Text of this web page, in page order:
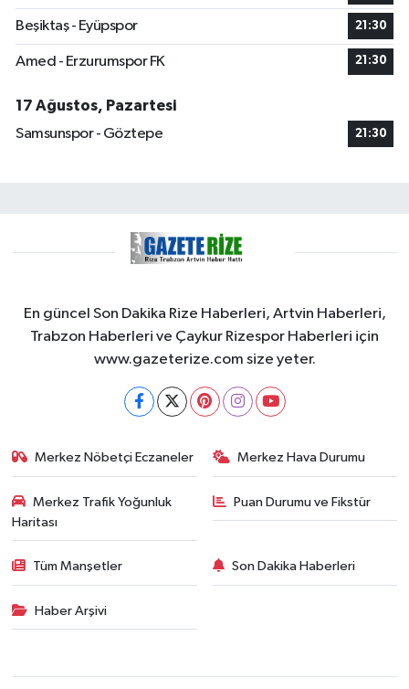
Beşiktaş - Eyüpspor 21:30
Amed - Erzurumspor FK 21:30
17 Ağustos, Pazartesi
Samsunspor - Göztepe
21:30
En güncel Son Dakika Rize Haberleri, Artvin Haberleri,
Trabzon Haberleri ve Çaykur Rizespor Haberleri için
www.gazeterize.com size yeter.
Merkez Nöbetçi Eczaneler Merkez Hava Durumu
Merkez Trafik Yoğunluk
Haritası
Puan Durumu ve Fikstür
Tüm Manşetler Son Dakika Haberleri
Haber Arşivi